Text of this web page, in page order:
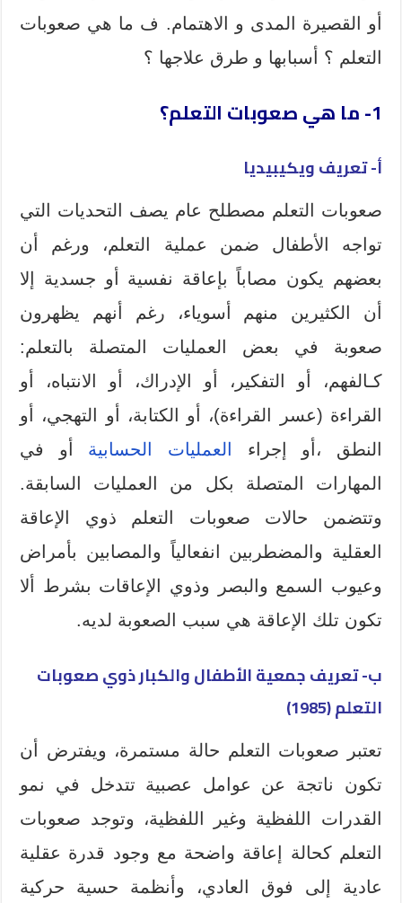
أو القصيرة المدى و الاهتمام. ف ما هي صعوبات
التعلم ؟ أسبابها و طرق علاجها ؟
1- ما هي صعوبات التعلم؟
أ- تعريف ويكيبيديا
صعوبات التعلم مصطلح عام يصف التحديات التي
تواجه الأطفال ضمن عملية التعلم، ورغم أن
بعضهم يكون مصاباً بإعاقة نفسية أو جسدية إلا
أن الكثيرين منهم أسوياء، رغم أنهم يظهرون
صعوبة في بعض العمليات المتصلة بالتعلم:
كـالفهم، أو التفكير، أو الإدراك، أو الانتباه، أو
القراءة (عسر القراءة)، أو الكتابة، أو التهجي، أو
النطق ،أو إجراء
العمليات الحسابية أو في
المهارات المتصلة بكل من العمليات السابقة.
وتتضمن حالات صعوبات التعلم ذوي الإعاقة
العقلية والمضطربين انفعالياً والمصابين بأمراض
وعيوب السمع والبصر وذوي الإعاقات بشرط ألا
تكون تلك الإعاقة هي سبب الصعوبة لديه.
ب- تعريف جمعية الأطفال والكبار ذوي صعوبات
التعلم (1985)
تعتبر صعوبات التعلم حالة مستمرة، ويفترض أن
تكون ناتجة عن عوامل عصبية تتدخل في نمو
القدرات اللفظية وغير اللفظية، وتوجد صعوبات
التعلم كحالة إعاقة واضحة مع وجود قدرة عقلية
عادية إلى فوق العادي، وأنظمة حسية حركية